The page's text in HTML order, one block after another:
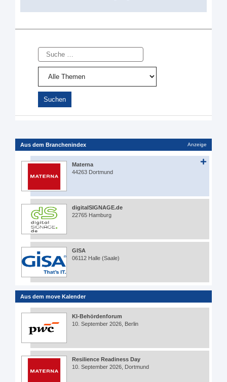
Suche
Aus dem Branchenindex Anzeige
Materna
44263 Dortmund
digitalSIGNAGE.de
22765 Hamburg
GISA
06112 Halle (Saale)
Aus dem move Kalender
KI-Behördenforum
10. September 2026, Berlin
Resilience Readiness Day
10. September 2026, Dortmund